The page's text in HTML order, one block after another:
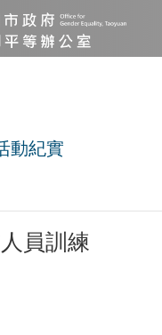
動紀實
員訓練